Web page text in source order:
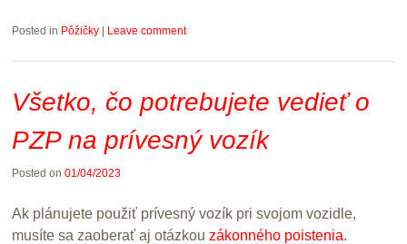
Posted in Pôžičky Leave comment
Všetko, čo potrebujete vedieť o
PZP na prívesný vozík
Posted on 01/04/2023
Ak plánujete použiť prívesný vozík pri svojom vozidle,
musíte sa zaoberať aj otázkou zákonného poistenia.